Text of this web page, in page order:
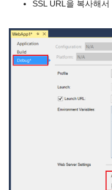
SSL URL을 복사해서